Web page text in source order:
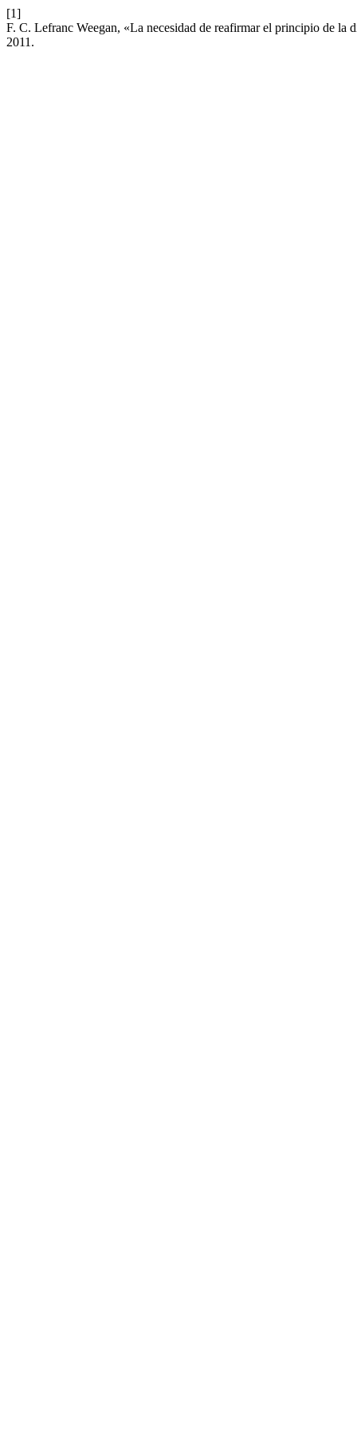
[1]
F. C. Lefranc Weegan, «La necesidad de reafirmar el principio de
2011.